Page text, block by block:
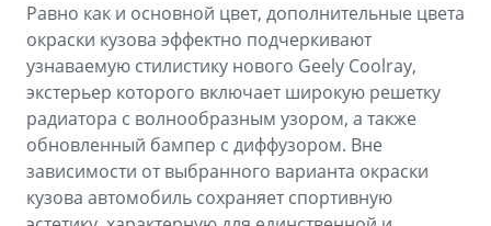
Равно как и основной цвет, дополнительные цвета
окраски кузова эффектно подчеркивают
узнаваемую стилистику нового Geely Coolray,
экстерьер которого включает широкую решетку
радиатора с волнообразным узором, а также
обновленный бампер с диффузором. Вне
зависимости от выбранного варианта окраски
кузова автомобиль сохраняет спортивную